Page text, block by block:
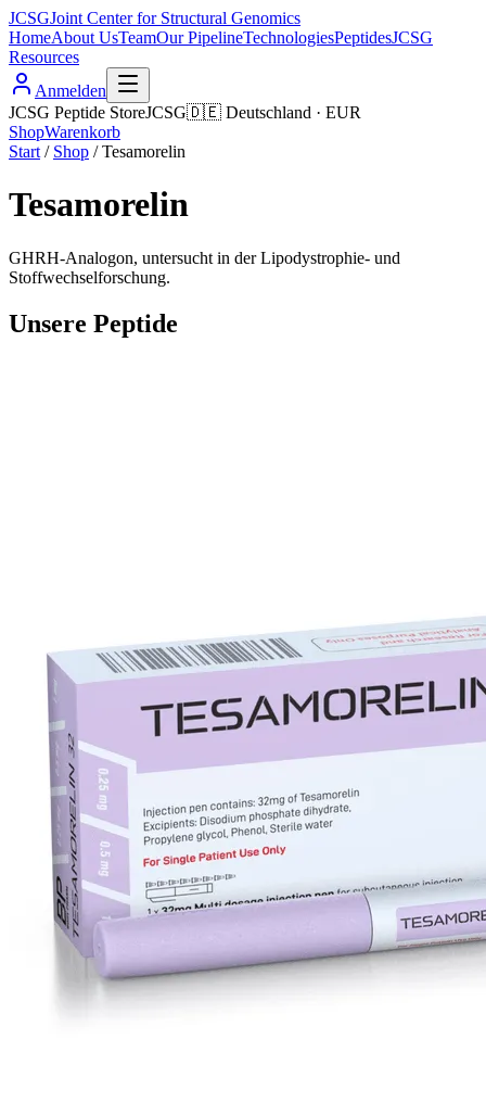
JCSGJoint Center for Structural Genomics
HomeAbout UsTeamOur PipelineTechnologiesPeptidesJCSG
Resources
Anmelden
JCSG Peptide StoreJCSG🇩🇪 Deutschland · EUR
ShopWarenkorb
Start / Shop /Tesamorelin
Tesamorelin
GHRH-Analogon, untersucht in der Lipodystrophie- und
Stoffwechselforschung.
Unsere Peptide